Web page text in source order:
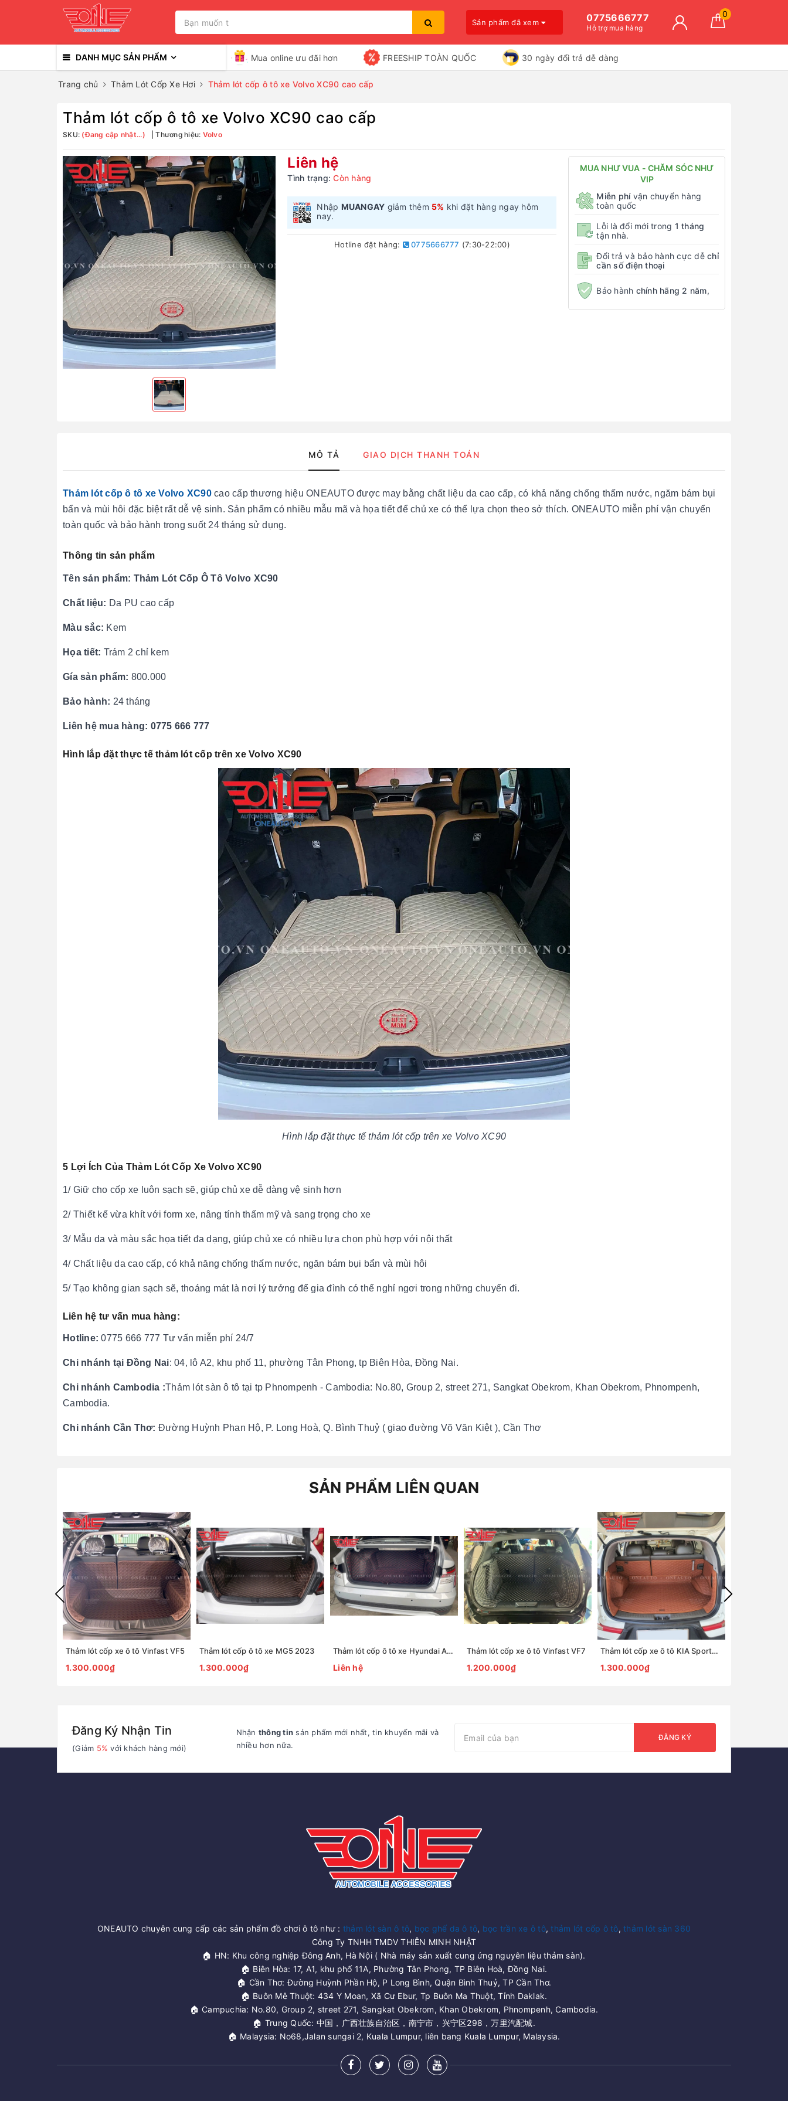
Sản phẩm đã xem 0775666777
Hỗ trợ mua hàng
0
DANH MỤC SẢN PHẨM Mua online ưu đãi hơn FREESHIP TOÀN QUỐC 30 ngày đổi trả dễ dàng
Trang chủ Thảm Lót Cốp Xe Hơi Thảm lót cốp ô tô xe Volvo XC90 cao cấp
Thảm lót cốp ô tô xe Volvo XC90 cao cấp
SKU: (Đang cập nhật...) Thương hiệu: Volvo
Liên hệ
Tình trạng: Còn hàng
Nhập MUANGAY giảm thêm 5% khi đặt hàng ngay hôm
nay.
Hotline đặt hàng: 0775666777 (7:30-22:00)
MUA NHƯ VUA - CHĂM SÓC NHƯ
VIP
Miễn phívận chuyển hàng
toàn quốc
Lỗi là đổi mới trong 1 tháng
tận nhà.
Đổi trả và bảo hành cực dễchỉ
cần số điện thoại
Bảo hành chính hãng 2 năm,
MÔ TẢ GIAO DỊCH THANH TOÁN
Thảm lót cốp ô tô xe Volvo XC90 cao cấp thương hiệu ONEAUTO được may bằng chất liệu da cao cấp, có khả năng chống thấm nước, ngăm bám bụi
bẩn và mùi hôi đặc biệt rất dễ vệ sinh. Sản phẩm có nhiều mẫu mã và họa tiết để chủ xe có thể lựa chọn theo sở thích. ONEAUTO miễn phí vận chuyển
toàn quốc và bảo hành trong suốt 24 tháng sử dụng.
Thông tin sản phẩm
Tên sản phẩm: Thảm Lót Cốp Ô Tô Volvo XC90
Chất liệu: Da PU cao cấp
Màu sắc: Kem
Họa tiết: Trám 2 chỉ kem
Gía sản phẩm: 800.000
Bảo hành: 24 tháng
Liên hệ mua hàng: 0775 666 777
Hình lắp đặt thực tế thảm lót cốp trên xe Volvo XC90
Hình lắp đặt thực tế thảm lót cốp trên xe Volvo XC90
5 Lợi Ích Của Thảm Lót Cốp Xe Volvo XC90
1/ Giữ cho cốp xe luôn sạch sẽ, giúp chủ xe dễ dàng vệ sinh hơn
2/ Thiết kế vừa khít với form xe, nâng tính thấm mỹ và sang trọng cho xe
3/ Mẫu da và màu sắc họa tiết đa dạng, giúp chủ xe có nhiều lựa chọn phù hợp với nội thất
4/ Chất liệu da cao cấp, có khả năng chống thấm nước, ngăn bám bụi bẩn và mùi hôi
5/ Tạo không gian sạch sẽ, thoáng mát là nơi lý tưởng để gia đình có thể nghỉ ngơi trong những chuyến đi.
Liên hệ tư vấn mua hàng:
Hotline: 0775 666 777 Tư vấn miễn phí 24/7
Chi nhánh tại Đồng Nai: 04, lô A2, khu phố 11, phường Tân Phong, tp Biên Hòa, Đồng Nai.
Chi nhánh Cambodia :Thảm lót sàn ô tô tại tp Phnompenh - Cambodia: No.80, Group 2, street 271, Sangkat Obekrom, Khan Obekrom, Phnompenh,
Cambodia.
Chi nhánh Cần Thơ: Đường Huỳnh Phan Hộ, P. Long Hoà, Q. Bình Thuỷ ( giao đường Võ Văn Kiệt ), Cần Thơ
SẢN PHẨM LIÊN QUAN
Thảm lót cốp xe ô tô Vinfast VF5
1.300.000₫
Thảm lót cốp ô tô xe MG5 2023
1.300.000₫
Thảm lót cốp ô tô xe Hyundai Accent 2024 mới nhất
Liên hệ
Thảm lót cốp xe ô tô Vinfast VF7
1.200.000₫
Thảm lót cốp xe ô tô KIA Sportage 2012
1.300.000₫
Đăng Ký Nhận Tin
(Giảm 5% với khách hàng mới)
Nhận thông tin sản phẩm mới nhất, tin khuyến mãi và
nhiều hơn nữa.
ĐĂNG KÝ
ONEAUTO chuyên cung cấp các sản phẩm đồ chơi ô tô như : thảm lót sàn ô tô, bọc ghế da ô tô, bọc trần xe ô tô,thảm lót cốp ô tô,thảm lót sàn 360
Công Ty TNHH TMDV THIÊN MINH NHẬT
🏠 HN: Khu công nghiệp Đông Anh, Hà Nội ( Nhà máy sản xuất cung ứng nguyên liệu thảm sàn).
🏠 Biên Hòa: 17, A1, khu phố 11A, Phường Tân Phong, TP Biên Hoà, Đồng Nai.
🏠 Cần Thơ: Đường Huỳnh Phần Hộ, P Long Bình, Quận Bình Thuỷ, TP Cần Thơ.
🏠 Buôn Mê Thuột: 434 Y Moan, Xã Cư Ebur, Tp Buôn Ma Thuột, Tỉnh Daklak.
🏠 Campuchia: No.80, Group 2, street 271, Sangkat Obekrom, Khan Obekrom, Phnompenh, Cambodia.
🏠 Trung Quốc: 中国，广西壮族自治区，南宁市，兴宁区298，万里汽配城.
🏠 Malaysia: No68,Jalan sungai 2, Kuala Lumpur, liên bang Kuala Lumpur, Malaysia.